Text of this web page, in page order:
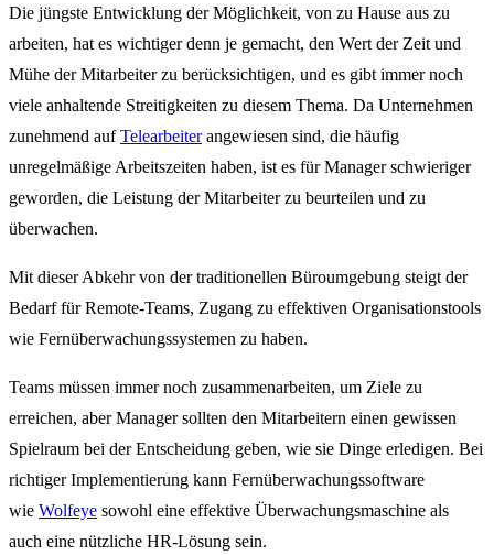
Die jüngste Entwicklung der Möglichkeit, von zu Hause aus zu
arbeiten, hat es wichtiger denn je gemacht, den Wert der Zeit und
Mühe der Mitarbeiter zu berücksichtigen, und es gibt immer noch
viele anhaltende Streitigkeiten zu diesem Thema. Da Unternehmen
zunehmend aufTelearbeiterangewiesen sind, die häufig
unregelmäßige Arbeitszeiten haben, ist es für Manager schwieriger
geworden, die Leistung der Mitarbeiter zu beurteilen und zu
überwachen.
Mit dieser Abkehr von der traditionellen Büroumgebung steigt der
Bedarf für Remote-Teams, Zugang zu effektiven Organisationstools
wie Fernüberwachungssystemen zu haben.
Teams müssen immer noch zusammenarbeiten, um Ziele zu
erreichen, aber Manager sollten den Mitarbeitern einen gewissen
Spielraum bei der Entscheidung geben, wie sie Dinge erledigen. Bei
richtiger Implementierung kann Fernüberwachungssoftware
wie Wolfeye sowohl eine effektive Überwachungsmaschine als
auch eine nützliche HR-Lösung sein.